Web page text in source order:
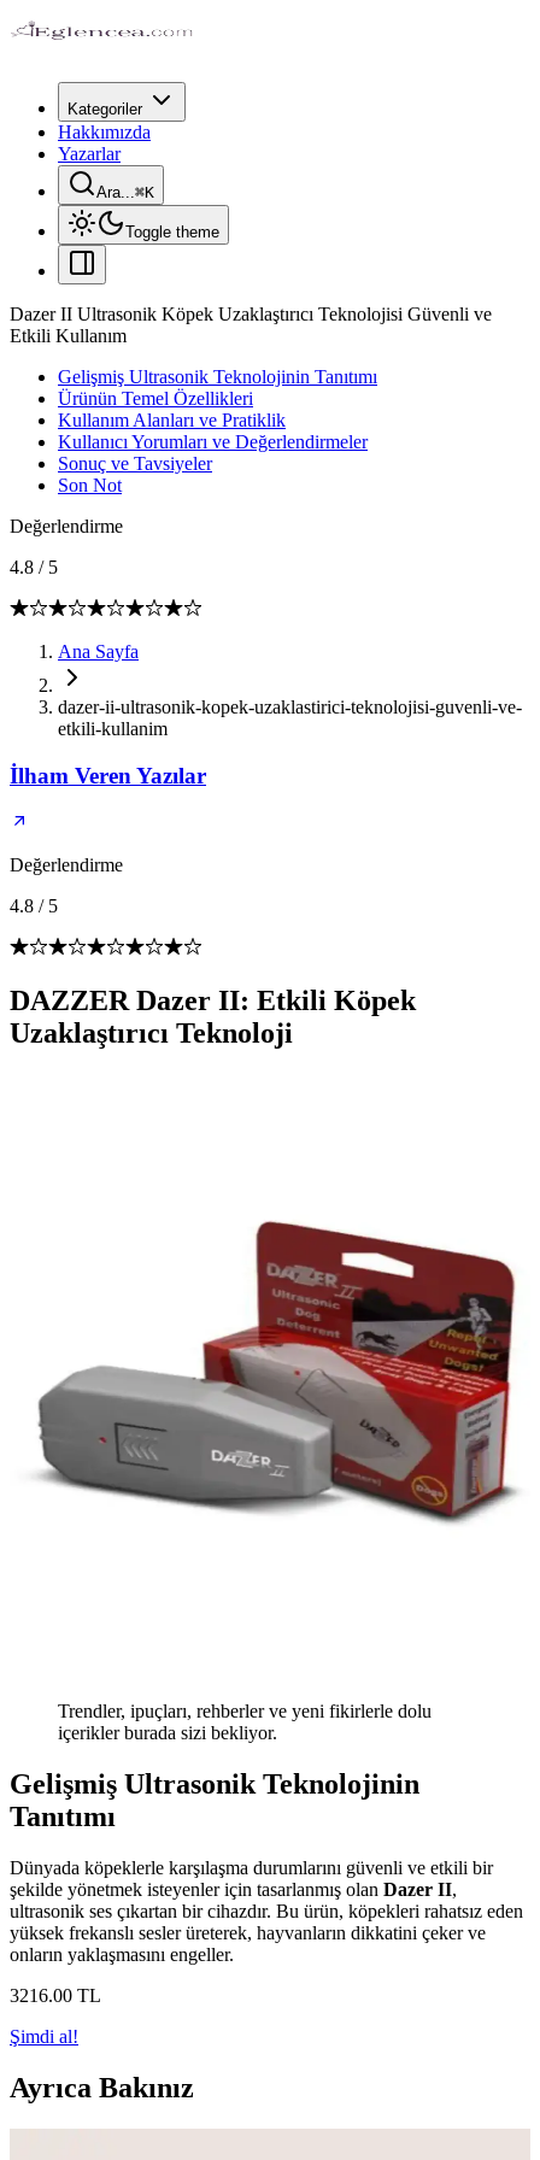
Kategoriler
Hakkımızda
Yazarlar
Ara...⌘K
Toggle theme
Dazer II Ultrasonik Köpek Uzaklaştırıcı Teknolojisi Güvenli ve
Etkili Kullanım
Gelişmiş Ultrasonik Teknolojinin Tanıtımı
Ürünün Temel Özellikleri
Kullanım Alanları ve Pratiklik
Kullanıcı Yorumları ve Değerlendirmeler
Sonuç ve Tavsiyeler
Son Not
Değerlendirme
4.8 / 5
Ana Sayfa
dazer-ii-ultrasonik-kopek-uzaklastirici-teknolojisi-guvenli-ve-
etkili-kullanim
İlham Veren Yazılar
Değerlendirme
4.8 / 5
DAZZER Dazer II: Etkili Köpek
Uzaklaştırıcı Teknoloji
Trendler, ipuçları, rehberler ve yeni fikirlerle dolu
içerikler burada sizi bekliyor.
Gelişmiş Ultrasonik Teknolojinin
Tanıtımı
Dünyada köpeklerle karşılaşma durumlarını güvenli ve etkili bir
şekilde yönetmek isteyenler için tasarlanmış olan Dazer II,
ultrasonik ses çıkartan bir cihazdır. Bu ürün, köpekleri rahatsız eden
yüksek frekanslı sesler üreterek, hayvanların dikkatini çeker ve
onların yaklaşmasını engeller.
3216.00 TL
Şimdi al!
Ayrıca Bakınız